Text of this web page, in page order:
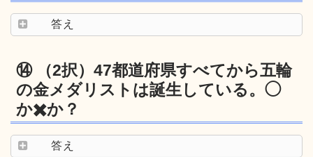
答え
⑭ （2択）47都道府県すべてから五輪
の金メダリストは誕生している。◯
か✖️か？
答え